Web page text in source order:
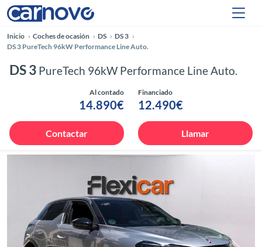
Inicio Coches de ocasión DS
DS 3
DS 3 PureTech 96kW Performance Line Auto.
DS 3 PureTech 96kW Performance Line Auto.
Al contado
14.890€
Financiado
12.490€
Contactar Llamar